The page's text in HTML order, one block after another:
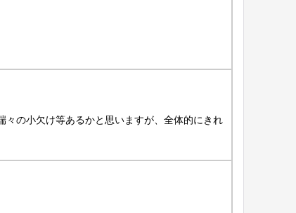
の小欠け等あるかと思いますが、全体的にきれ